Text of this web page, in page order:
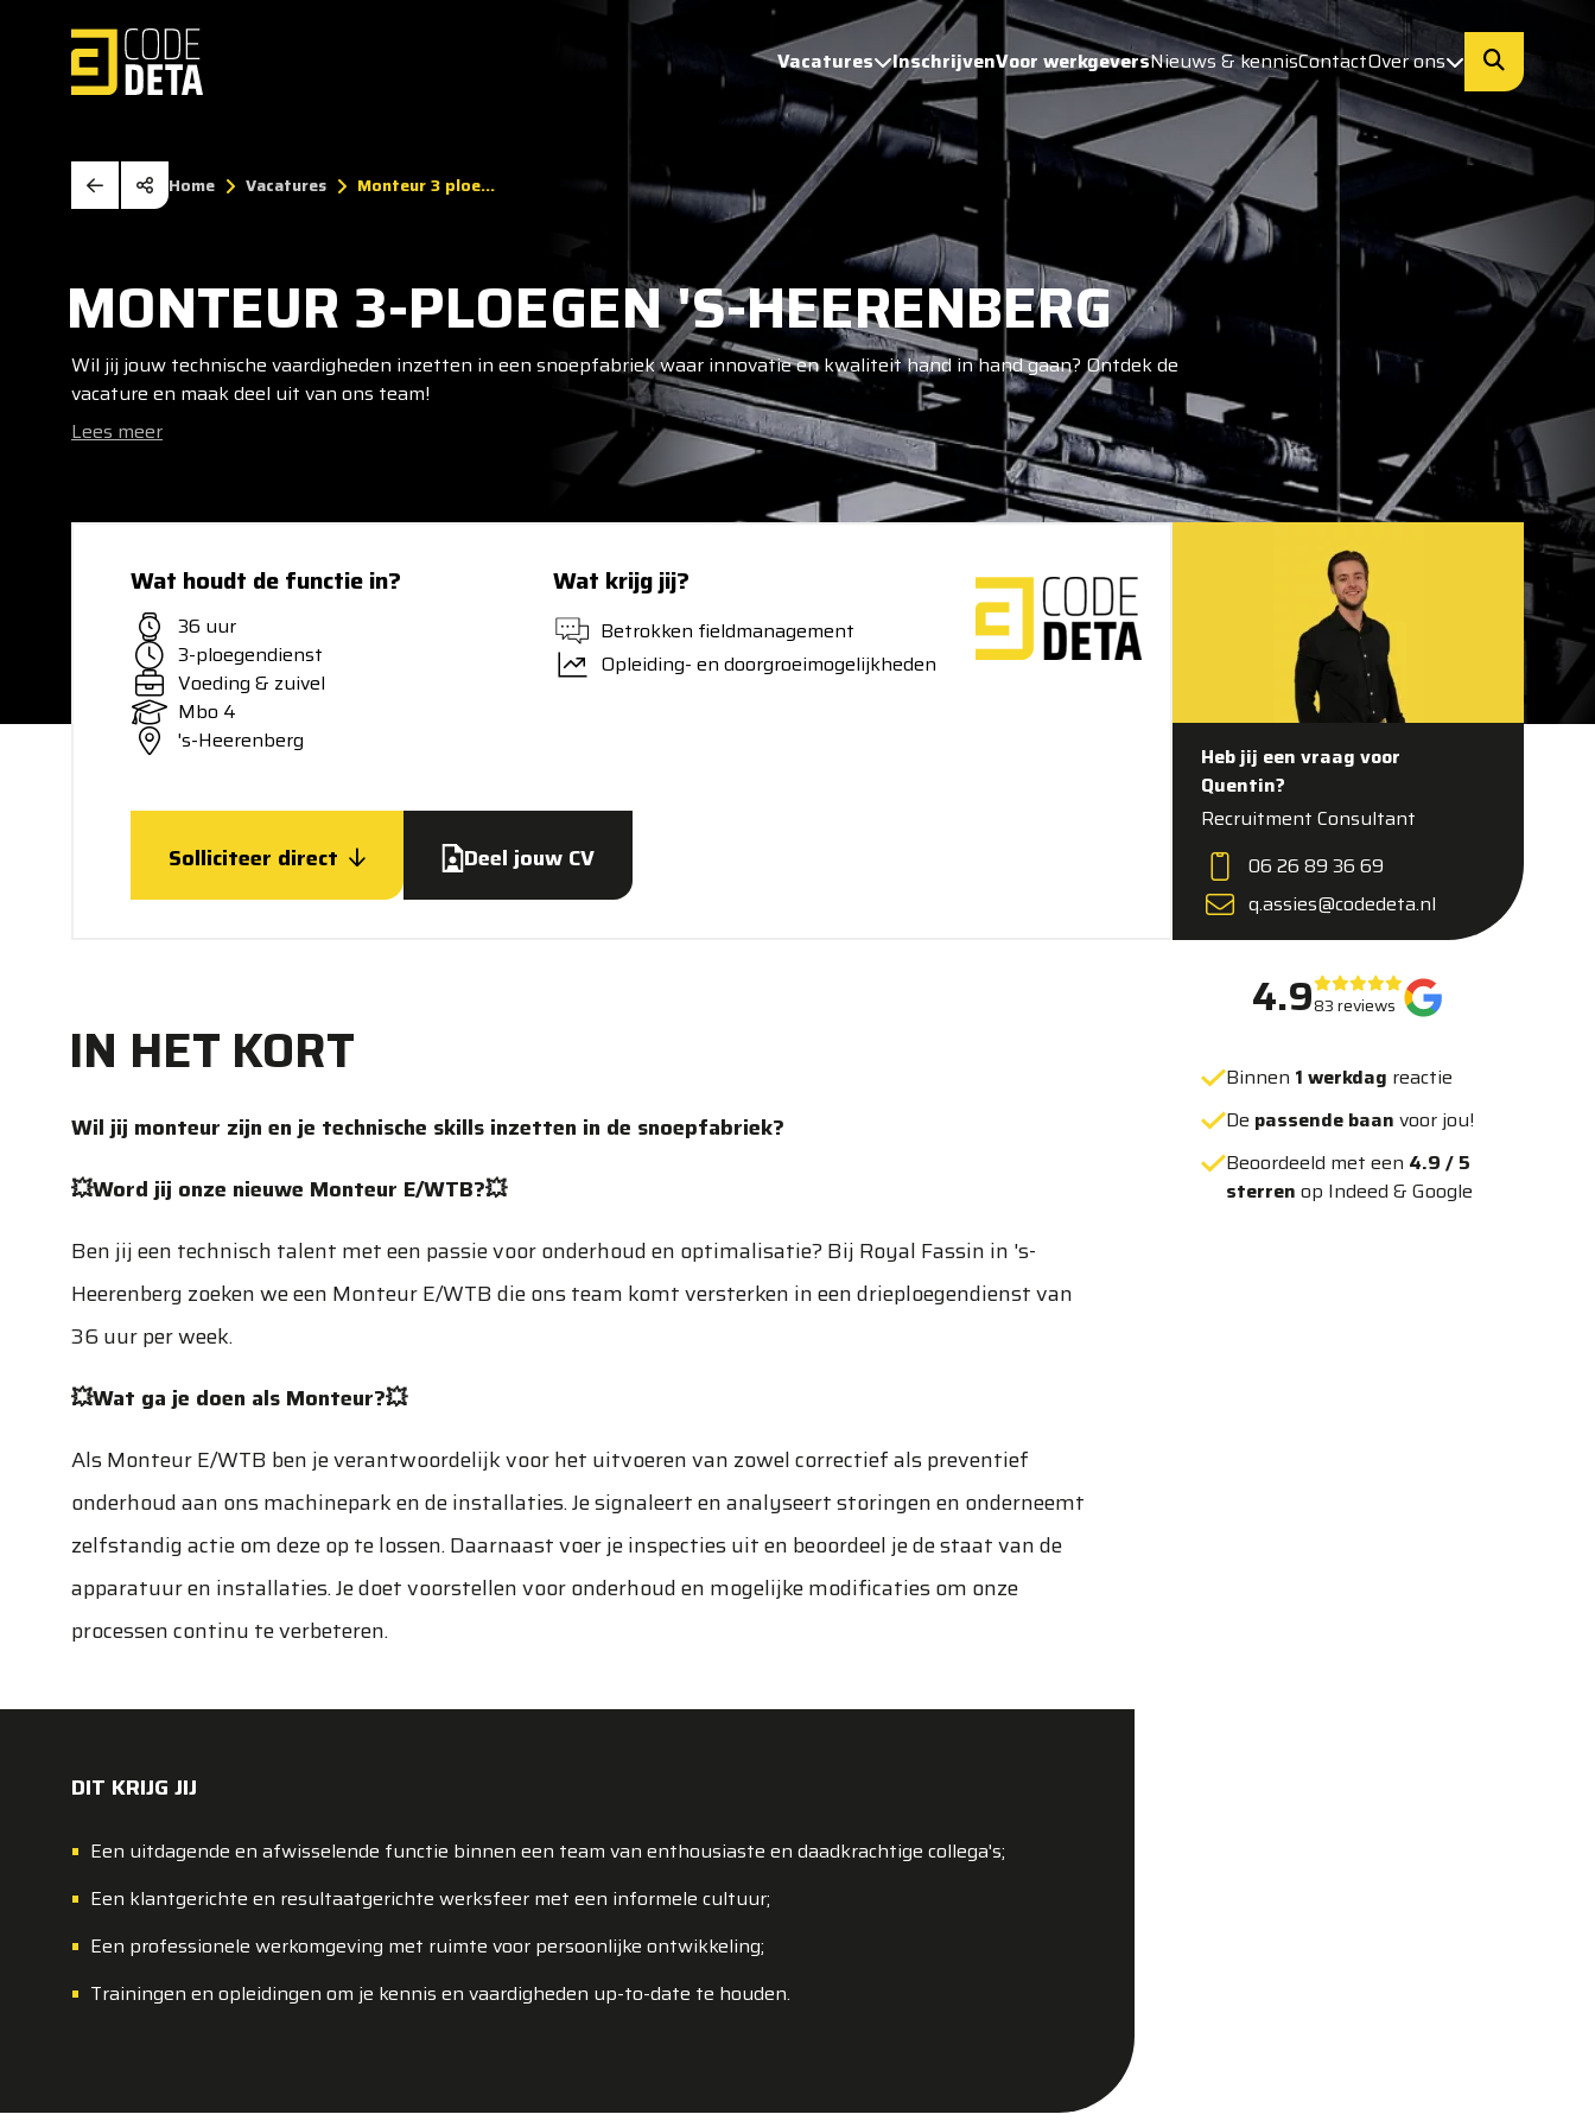
Vacatures InschrijvenVoor werkgeversNieuws & kennisContactOver ons
Home Vacatures Monteur 3 ploe...
MONTEUR 3-PLOEGEN 'S-HEERENBERG
Wil jij jouw technische vaardigheden inzetten in een snoepfabriek waar innovatie en kwaliteit hand in hand gaan? Ontdek de
vacature en maak deel uit van ons team!
Lees meer
Wat houdt de functie in?
36 uur
3-ploegendienst
Voeding & zuivel
Mbo 4
's-Heerenberg
Wat krijg jij?
Betrokken fieldmanagement
Opleiding- en doorgroeimogelijkheden
Solliciteer direct Deel jouw CV
IN HET KORT
Wil jij monteur zijn en je technische skills inzetten in de snoepfabriek?
💥Word jij onze nieuwe Monteur E/WTB?💥
Ben jij een technisch talent met een passie voor onderhoud en optimalisatie? Bij Royal Fassin in 's-
Heerenberg zoeken we een Monteur E/WTB die ons team komt versterken in een drieploegendienst van
36 uur per week.
💥Wat ga je doen als Monteur?💥
Als Monteur E/WTB ben je verantwoordelijk voor het uitvoeren van zowel correctief als preventief
onderhoud aan ons machinepark en de installaties. Je signaleert en analyseert storingen en onderneemt
zelfstandig actie om deze op te lossen. Daarnaast voer je inspecties uit en beoordeel je de staat van de
apparatuur en installaties. Je doet voorstellen voor onderhoud en mogelijke modificaties om onze
processen continu te verbeteren.
DIT KRIJG JIJ
Een uitdagende en afwisselende functie binnen een team van enthousiaste en daadkrachtige collega's;
Een klantgerichte en resultaatgerichte werksfeer met een informele cultuur;
Een professionele werkomgeving met ruimte voor persoonlijke ontwikkeling;
Trainingen en opleidingen om je kennis en vaardigheden up-to-date te houden.
Heb jij een vraag voor
Quentin?
Recruitment Consultant
06 26 89 36 69
q.assies@codedeta.nl
4.983 reviews
Binnen 1 werkdag reactie
De passende baan voor jou!
Beoordeeld met een 4.9 / 5
sterren op Indeed & Google